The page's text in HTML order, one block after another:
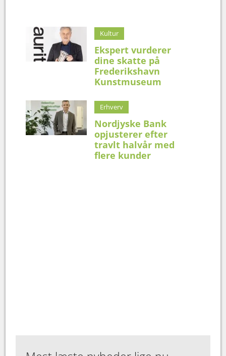
Kultur
Ekspert vurderer
dine skatte på
Frederikshavn
Kunstmuseum
Erhverv
Nordjyske Bank
opjusterer efter
travlt halvår med
flere kunder